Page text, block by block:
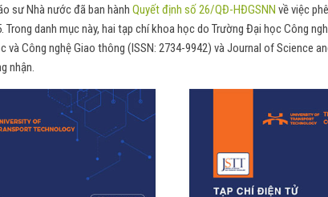
sư Nhà nước đã ban hành Quyết định số 26/QĐ-HĐGSNN về việc
danh mục này, hai tạp chí khoa học do Trường Đại học Công
và Công nghệ Giao thông (ISSN: 2734-9942) và Journal of Science
nhận.